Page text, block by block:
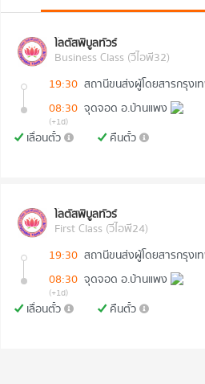
โลตัสพิบูลทัวร์
Business Class (วีไอพี32)
19:30 สถานีขนส่งผู้โดยสารกรุง
08:30 จุดจอด อ.บ้านแพง
(+1d)
เลื่อนตั๋ว คืนตั๋ว
โลตัสพิบูลทัวร์
First Class (วีไอพี24)
19:30 สถานีขนส่งผู้โดยสารกรุง
08:30 จุดจอด อ.บ้านแพง
(+1d)
เลื่อนตั๋ว คืนตั๋ว